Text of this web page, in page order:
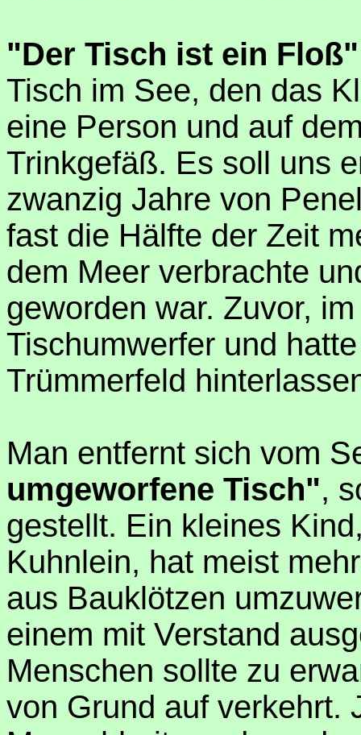
"Der Tisch ist ein Floß"
Tisch im See, den das
eine Person und auf
Trinkgefäß. Es soll uns
zwanzig Jahre von
fast die Hälfte der Zeit
dem Meer verbrachte
geworden war. Zuvor,
Tischumwerfer und
Trümmerfeld
Man entfernt sich vom
umgeworfene Tisch",
gestellt. Ein kleines
Kuhnlein, hat meist
aus Bauklötzen
einem mit Verstand
Menschen sollte zu
von Grund auf verkehrt.